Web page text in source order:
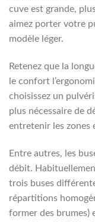
cuve est grande,
aimez porter votre
modèle léger.
Retenez que la
le confort
choisissez un
plus nécessaire de
entretenir les zones
Entre autres, les
débit.
trois buses
répartitions
former des brumes)